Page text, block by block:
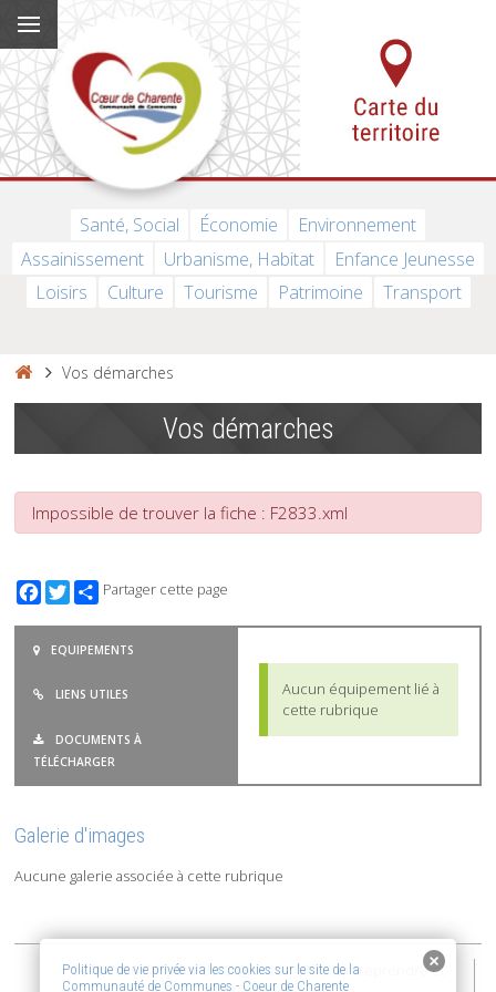
Santé, Social Économie
Environnement
Assainissement
Urbanisme, Habitat
Enfance Jeunesse
Loisirs
Culture Tourisme Patrimoine Transport
Vos démarches
Vos démarches
Impossible de trouver la fiche : F2833.xml
Facebook
TwitterPartager cette page
EQUIPEMENTS
LIENS UTILES
DOCUMENTS À
TÉLÉCHARGER
Aucun équipement lié à
cette rubrique
Galerie d'images
Aucune galerie associée à cette rubrique
2015-2026 © Coeur de Charente | Vivre, entreprendre et
Politique de vie privée via les cookies sur le site de la
Communauté de Communes - Coeur de Charente